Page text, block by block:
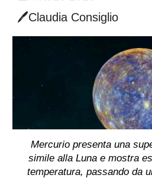
🖊️Claudia Consiglio
Mercurio presenta una
simile alla Luna e mostra
temperatura, passando da